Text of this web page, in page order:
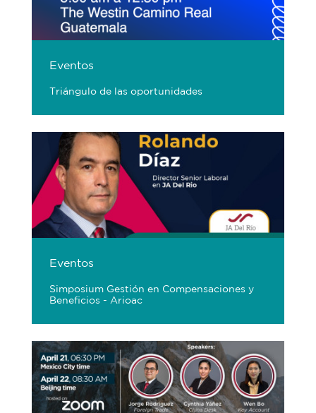
Eventos
Triángulo de las oportunidades
Eventos
Simposium Gestión en Compensaciones y
Beneficios - Arioac